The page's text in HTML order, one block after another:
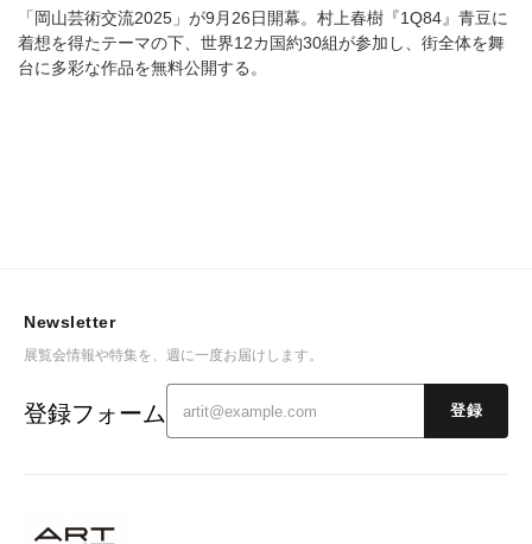
「岡山芸術交流2025」が9月26日開幕。村上春樹『1Q84』青豆に
着想を得たテーマの下、世界12カ国約30組が参加し、街全体を舞
台に多彩な作品を無料公開する。
Newsletter
展覧会情報や特集を、週に一度お届けします。
登録フォーム 登録